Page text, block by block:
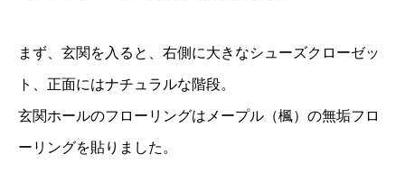
まず、玄関を入ると、右側に大きなシューズクローゼッ
ト、正面にはナチュラルな階段。
玄関ホールのフローリングはメープル（楓）の無垢フロ
ーリングを貼りました。